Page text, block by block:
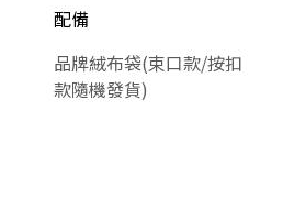
配備
品牌絨布袋(束口款/按扣
款隨機發貨)